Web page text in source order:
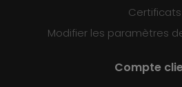
Certificats
Modifier les paramètres
Compte